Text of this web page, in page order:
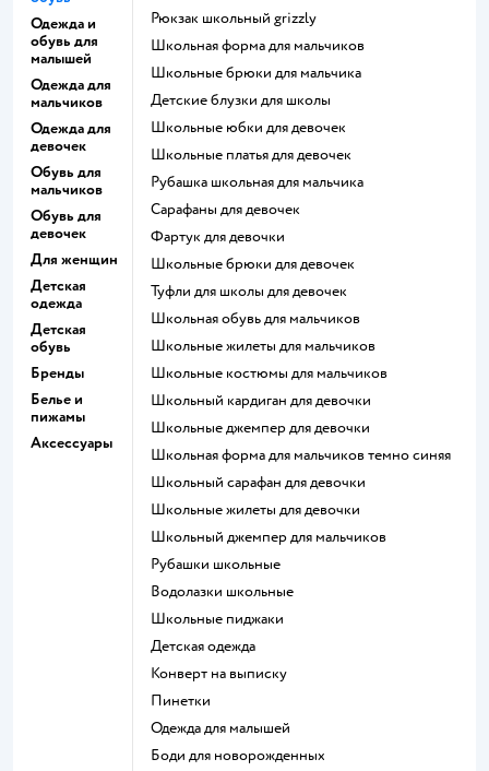
Одежда и
обувь для
малышей
Одежда для
мальчиков
Одежда для
девочек
Обувь для
мальчиков
Обувь для
девочек
Для женщин
Детская
одежда
Детская
обувь
Бренды
Белье и
пижамы
Аксессуары
Рюкзак школьный grizzly
Школьная форма для мальчиков
Школьные брюки для мальчика
Детские блузки для школы
Школьные юбки для девочек
Школьные платья для девочек
Рубашка школьная для мальчика
Сарафаны для девочек
Фартук для девочки
Школьные брюки для девочек
Туфли для школы для девочек
Школьная обувь для мальчиков
Школьные жилеты для мальчиков
Школьные костюмы для мальчиков
Школьный кардиган для девочки
Школьные джемпер для девочки
Школьная форма для мальчиков темно синяя
Школьный сарафан для девочки
Школьные жилеты для девочки
Школьный джемпер для мальчиков
Рубашки школьные
Водолазки школьные
Школьные пиджаки
Детская одежда
Конверт на выписку
Пинетки
Одежда для малышей
Боди для новорожденных